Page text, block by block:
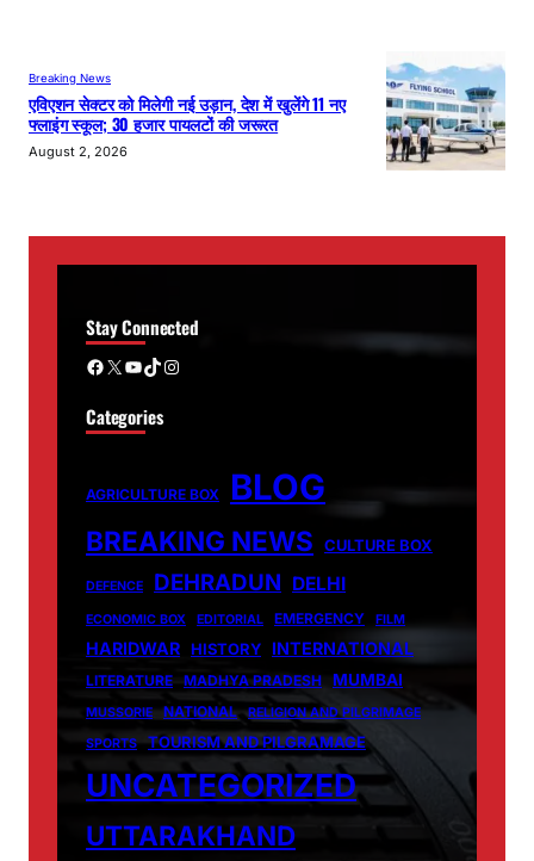
Breaking News
एविएशन सेक्टर को मिलेगी नई उड़ान, देश में खुलेंगे 11 नए
फ्लाइंग स्कूल; 30 हजार पायलटों की जरूरत
August 2, 2026
Stay Connected
Facebook X YouTube TikTok Instagram
Categories
AGRICULTURE BOX BLOG
BREAKING NEWS CULTURE BOX
DEFENCE DEHRADUN DELHI
ECONOMIC BOX EDITORIAL EMERGENCY FILM
HARIDWAR HISTORY INTERNATIONAL
LITERATURE MADHYA PRADESH MUMBAI
MUSSORIE NATIONAL
RELIGION AND PILGRIMAGE
SPORTS
TOURISM AND PILGRAMAGE
UNCATEGORIZED
UTTARAKHAND